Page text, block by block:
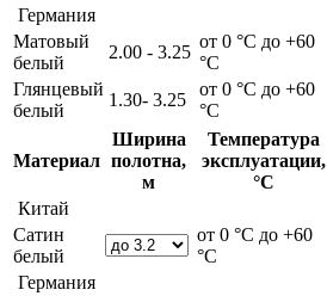
Германия
Матовый
белый
2.00 - 3.25
от 0 °С до +60
°С
Глянцевый
белый
1.30- 3.25
от 0 °С до +60
°С
Материал
Ширина
полотна,
м
Температура
эксплуатации,
°С
Китай
Сатин
белый
от 0 °С до +60
°С
Германия